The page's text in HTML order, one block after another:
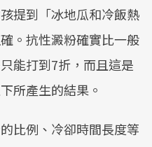
提到「冰地瓜和冷飯熱
。抗性澱粉確實比一般
能打到7折，而且這是
所產生的結果。
比例、冷卻時間長度等